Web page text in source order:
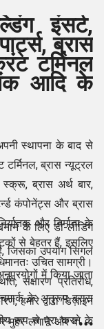
इंसर्ट,
ब्रास
टर्मिनल
आदि के
स्थापना के बाद से
ब्रास न्यूट्रल
ब्रास अर्थ बार,
कंपोनेंट्स और ब्रास
और निर्माता के
से बेहतर हैं, इसलिए
उचित सामग्री।
संक्षारण प्रतिरोध,
हमारे द्वारा डिज़ाइन
रूप से पूरा करने के
के लिए डी-लीडिंग
जिसका उपयोग सिंगल
में किया जाता
के अनुरूप ब्रास
मुहर लगाने और बनाने